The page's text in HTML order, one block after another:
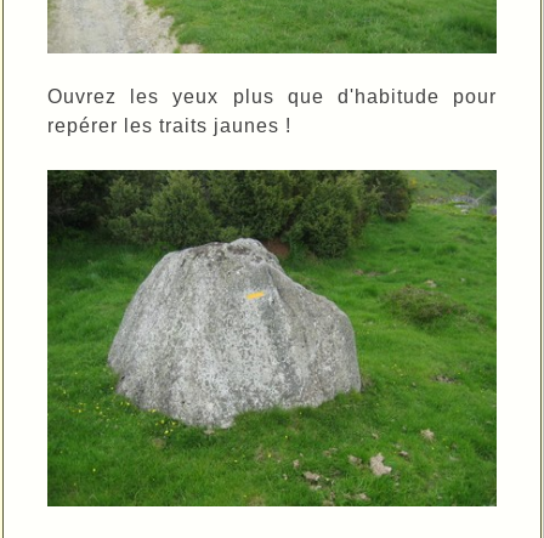
Ouvrez les yeux plus que d'habitude pour
repérer les traits jaunes !